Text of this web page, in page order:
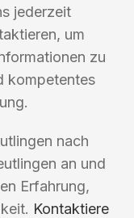
jederzeit
um
zu
kompetentes
nach
an und
Erfahrung,
Kontaktiere